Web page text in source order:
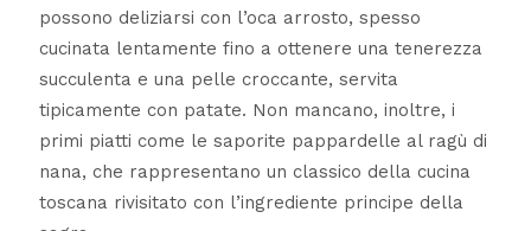
possono deliziarsi con l’oca arrosto, spesso
cucinata lentamente fino a ottenere una tenerezza
succulenta e una pelle croccante, servita
tipicamente con patate. Non mancano, inoltre, i
primi piatti come le saporite pappardelle al ragù di
nana, che rappresentano un classico della cucina
toscana rivisitato con l’ingrediente principe della